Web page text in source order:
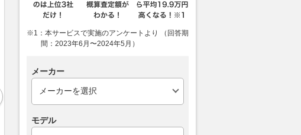
※1：本サービスで実施のアンケートより （回答期
間：2023年6月〜2024年5月）
メーカー
モデル